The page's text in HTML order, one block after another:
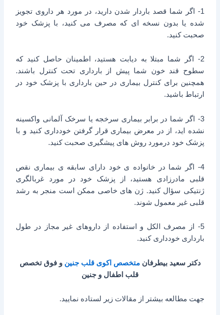
1- اگر شما قصد باردار شدن دارید، در مورد هر داروی تجویز
شده یا بدون نسخه ای که مصرف می کنید، با پزشک خود
صحبت کنید.
2- اگر شما مبتلا به دیابت هستید، اطمینان حاصل کنید که
سطوح قند خون شما پیش از بارداری تحت کنترل باشند.
همچنین برای کنترل بیماری در حین بارداری با پزشک خود در
ارتباط باشید.
3- اگر شما در برابر بیماری سرخجه یا سرخک آلمانی واکسینه
نشده اید، از در معرض بیماری قرار گرفتن خودداری کنید و با
پزشک خود درمورد روش های پیشگیری صحبت کنید.
4- اگر شما در خانواده ی خود دارای سابقه ی بیماری نقص
قلبی مادرزادی هستید، از پزشک خود در مورد غربالگری
ژنتیکی سؤال کنید. ژن های خاصی ممکن است منجر به رشد
قلبی غیر معمول شوند.
5- از مصرف الکل و استفاده از داروهای غیر مجاز در طول
بارداری خودداری کنید.
دکتر سعید بیطرفانمتخصص اکوی قلب جنین و فوق تخصص
قلب اطفال و جنین
جهت مطالعه بیشتر از مقالات زیر لستاده نمایید.